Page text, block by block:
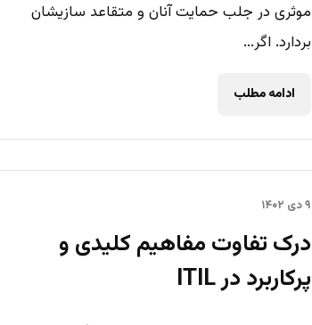
موثری در جلب حمایت آنان و متقاعد سازیشان
بردارد. اگر...
ادامه مطلب
۹ دی ۱۴۰۲
درک تفاوت مفاهیم کلیدی و
پرکاربرد در ITIL